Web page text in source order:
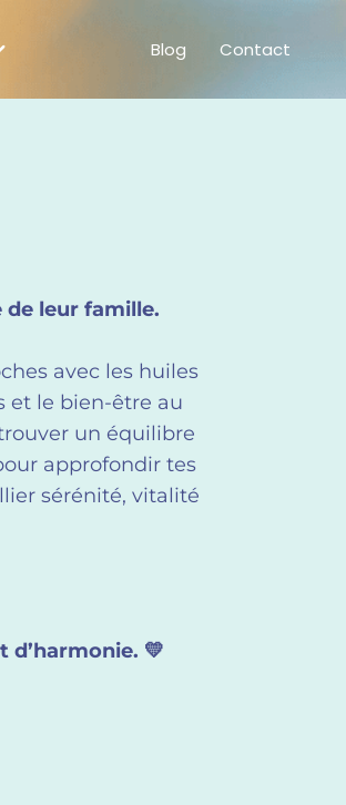
Blog Contact
leur famille.
avec les huiles
et le bien-être au
un équilibre
approfondir tes
sérénité, vitalité
💛